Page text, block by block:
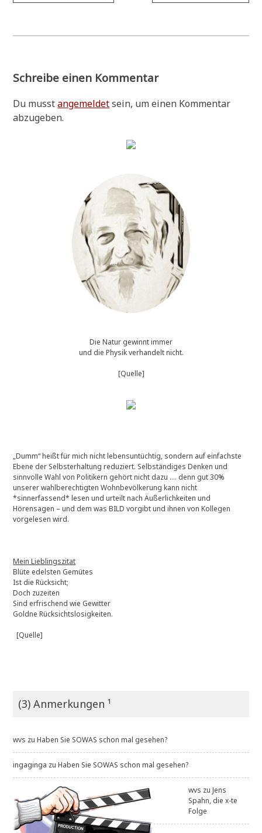
Schreibe einen Kommentar
Du musstangemeldetsein, um einen Kommentar
abzugeben.
Die Natur gewinnt immer
und die Physik verhandelt nicht.
[Quelle]
„Dumm“ heißt für mich nicht lebensuntüchtig, sondern auf einfachste
Ebene der Selbsterhaltung reduziert. Selbständiges Denken und
sinnvolle Wahl von Politikern gehört nicht dazu …. denn gut 30%
unserer wahlberechtigten Wohnbevölkerung kann nicht
*sinnerfassend* lesen und urteilt nach Äußerlichkeiten und
Hörensagen – und dem was BILD vorgibt und ihnen von Kollegen
vorgelesen wird.
Mein Lieblingszitat
Blüte edelsten Gemütes
Ist die Rücksicht;
Doch zuzeiten
Sind erfrischend wie Gewitter
Goldne Rücksichtslosigkeiten.
[Quelle]
(3) Anmerkungen ¹
wvs zuHaben Sie SOWAS schon mal gesehen?
ingaginga zuHaben Sie SOWAS schon mal gesehen?
wvs zuJens
Spahn, die x-te
Folge